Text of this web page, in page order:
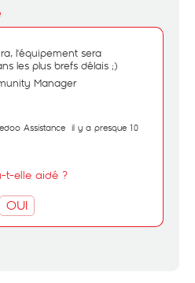
l'équipement sera
les plus brefs délais ;)
Manager
Assistance il y a presque 10
t-elle aidé ?
OUI